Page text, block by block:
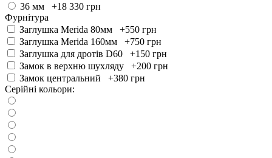
36 мм +18 330 грн
Фурнітура
Заглушка Merida 80мм +550 грн
Заглушка Merida 160мм +750 грн
Заглушка для дротів D60 +150 грн
Замок в верхню шухляду +200 грн
Замок центральний +380 грн
Серійні кольори: